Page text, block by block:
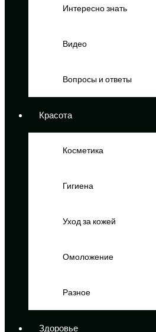
Интересно знать
Видео
Вопросы и ответы
Красота
Косметика
Гигиена
Уход за кожей
Омоложение
Разное
Здоровье